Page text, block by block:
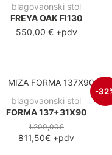
blagovaonski stol
FREYA OAK FI130
550,00 €+pdv
-
blagovaonski stol
FORMA 137+31X90
1.200,00€
811,50€ +pdv